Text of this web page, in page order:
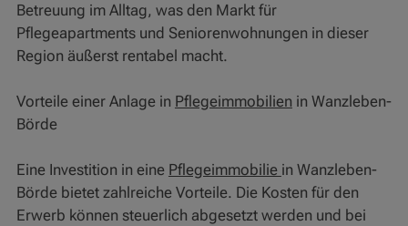
Betreuung im Alltag, was den Markt für
Pflegeapartments und Seniorenwohnungen in dieser
Region äußerst rentabel macht.
Vorteile einer Anlage in Pflegeimmobilien in Wanzleben-
Börde
Eine Investition in eine Pflegeimmobilie in Wanzleben-
Börde bietet zahlreiche Vorteile. Die Kosten für den
Erwerb können steuerlich abgesetzt werden und bei